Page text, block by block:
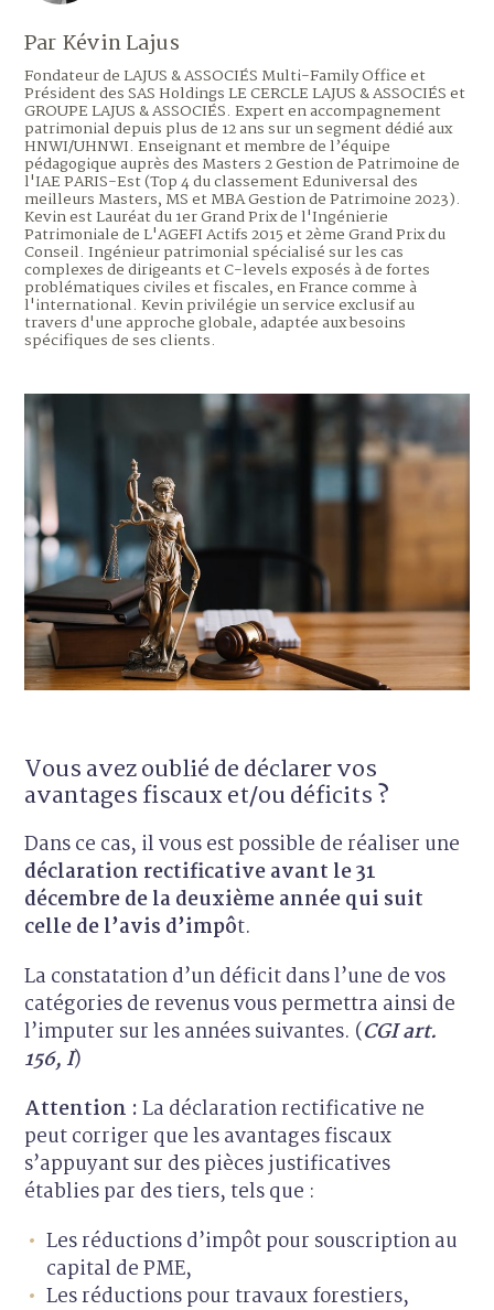
Kévin Lajus
Fondateur de LAJUS & ASSOCIÉS Multi-Family Office et
Président des SAS Holdings LE CERCLE LAJUS & ASSOCIÉS et
GROUPE LAJUS & ASSOCIÉS. Expert en accompagnement
patrimonial depuis plus de 12 ans sur un segment dédié aux
HNWI/UHNWI. Enseignant et membre de l’équipe
pédagogique auprès des Masters 2 Gestion de Patrimoine de
l'IAE PARIS-Est (Top 4 du classement Eduniversal des
meilleurs Masters, MS et MBA Gestion de Patrimoine 2023).
Kevin est Lauréat du 1er Grand Prix de l'Ingénierie
Patrimoniale de L'AGEFI Actifs 2015 et 2ème Grand Prix du
Conseil. Ingénieur patrimonial spécialisé sur les cas
complexes de dirigeants et C-levels exposés à de fortes
problématiques civiles et fiscales, en France comme à
l'international. Kevin privilégie un service exclusif au
travers d'une approche globale, adaptée aux besoins
spécifiques de ses clients.
Vous avez oublié de déclarer vos
avantages fiscaux et/ou déficits ?
Dans ce cas, il vous est possible de réaliser une
déclaration rectificativeavant le31
décembre de la deuxième année qui suit
celle de l’avis d’impôt.
La constatation d’un déficit dans l’une de vos
catégories de revenus vous permettra ainsi de
l’imputer sur les années suivantes. (CGI art.
156, I)
Attention :La déclaration rectificative ne
peut corriger que les avantages fiscaux
s’appuyant sur des pièces justificatives
établies par des tiers, tels que :
Les réductions d’impôt pour souscription au
capital de PME,
Les réductions pour travaux forestiers,